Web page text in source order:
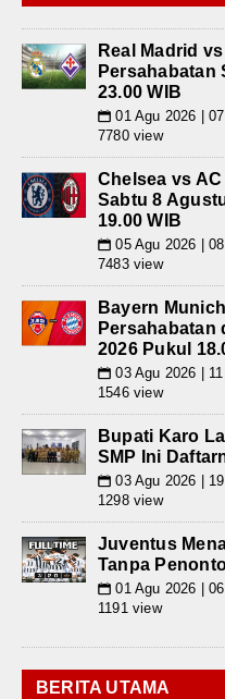
Real Madrid
Persahabatan
23.00 WIB
📅 01 Agu 2026 |
7780 view
Chelsea vs
Sabtu 8
19.00 WIB
📅 05 Agu 2026 |
7483 view
Bayern
Persahabatan
2026 Pukul
📅 03 Agu 2026 |
1546 view
Bupati Karo
SMP Ini
📅 03 Agu 2026 |
1298 view
Juventus
Tanpa
📅 01 Agu 2026 |
1191 view
BERITA UTAMA